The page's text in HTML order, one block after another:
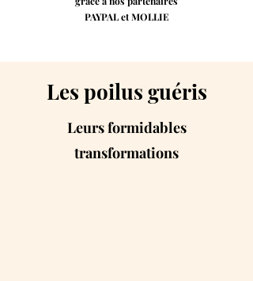
PAYPAL et MOLLIE
Les poilus guéris
Leurs formidables
transformations